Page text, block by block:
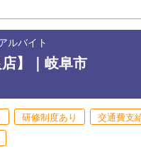
ルバイト
】｜岐阜市
研修制度あり 交通費支